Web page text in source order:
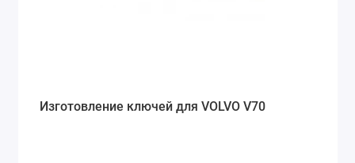
Изготовление ключей для VOLVO V70